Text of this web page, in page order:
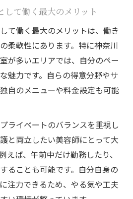
して働く最大のメリット
て働く最大のメリットは、働き
柔軟性にあります。特に神奈川
が多いエリアでは、自分のペー
魅力です。自らの得意分野やサ
自のメニューや料金設定も可能
ライベートのバランスを重視し
と両立したい美容師にとって大
えば、午前中だけ勤務したり、
ることも可能です。自分自身の
注力できるため、やる気や工夫